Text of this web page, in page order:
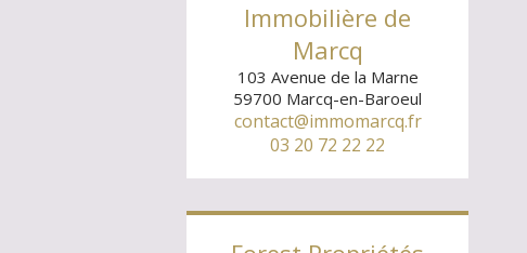
Immobilière de
Marcq
103 Avenue de la Marne
59700 Marcq-en-Baroeul
contact@immomarcq.fr
03 20 72 22 22